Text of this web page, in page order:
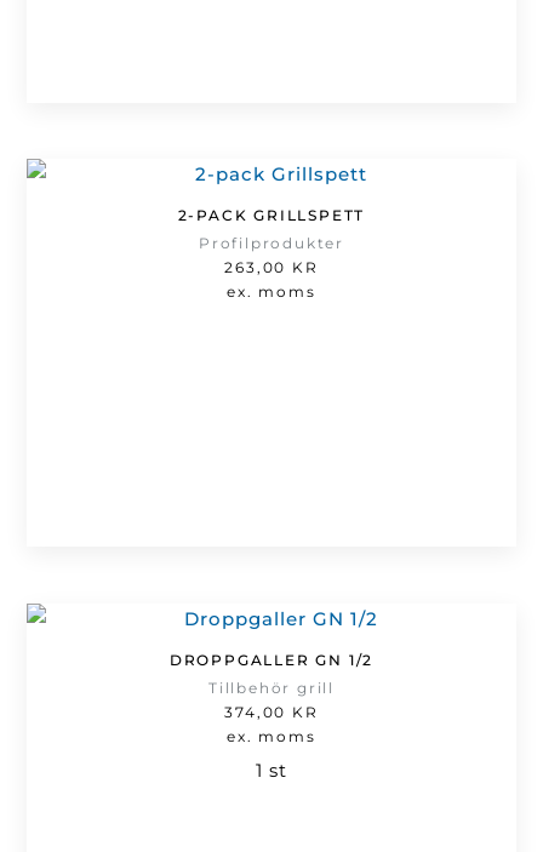
2-PACK GRILLSPETT
Profilprodukter
263,00 KR
ex. moms
DROPPGALLER GN 1/2
Tillbehör grill
374,00 KR
ex. moms
1 st